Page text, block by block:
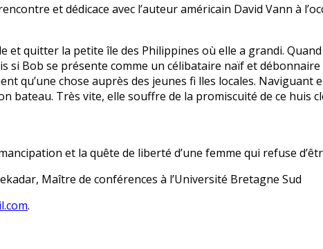
et dédicace avec l’auteur américain David Vann à
quitter la petite île des Philippines où elle a grandi.
si Bob se présente comme un célibataire naïf et
qu’une chose auprès des jeunes fi lles locales. Naviguant
bateau. Très vite, elle souffre de la promiscuité de ce huis
et la quête de liberté d’une femme qui refuse
Maître de conférences à l’Université Bretagne Sud
.